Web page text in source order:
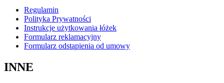
Regulamin
Polityka Prywatności
Instrukcje użytkowania łóżek
Formularz reklamacyjny
Formularz odstąpienia od umowy
INNE